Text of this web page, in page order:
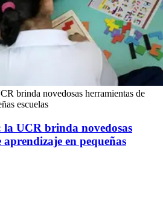
brinda novedosas herramientas de
escuelas
UCR brinda novedosas
en pequeñas